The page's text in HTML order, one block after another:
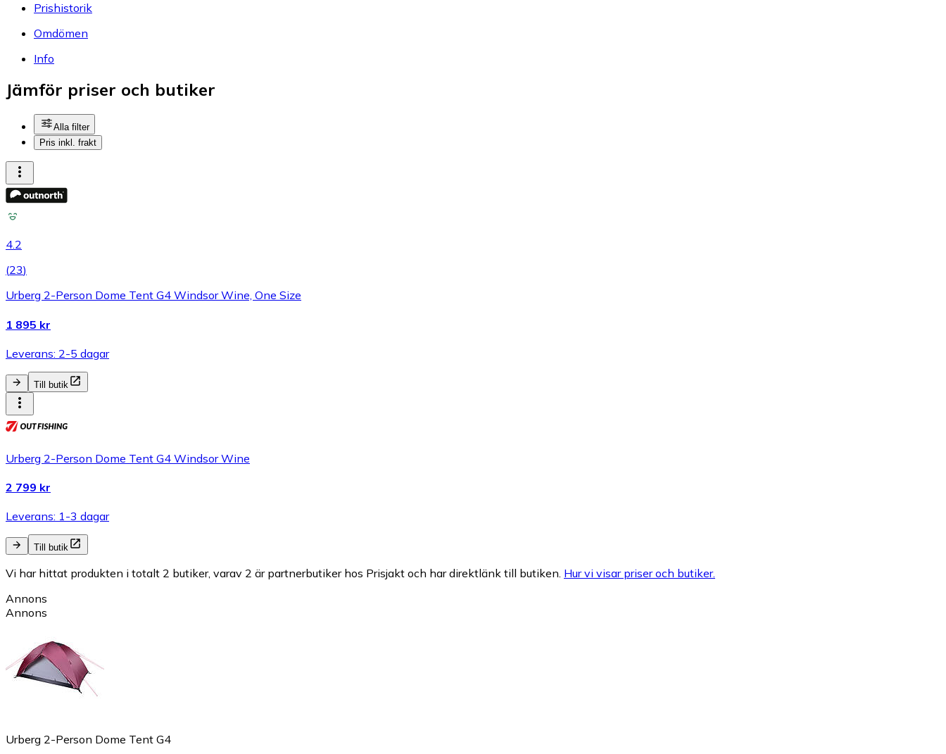
Prishistorik
Omdömen
Info
Jämför priser och butiker
Alla filter
Pris inkl. frakt
4.2
(23)
Urberg 2-Person Dome Tent G4 Windsor Wine, One Size
1 895 kr
Leverans: 2-5 dagar
Till butik
Urberg 2-Person Dome Tent G4 Windsor Wine
2 799 kr
Leverans: 1-3 dagar
Till butik
Vi har hittat produkten i totalt 2 butiker, varav 2 är partnerbutiker hos Prisjakt och har direktlänk till butiken. Hur vi visar priser och butiker.
Annons
Annons
Urberg 2-Person Dome Tent G4